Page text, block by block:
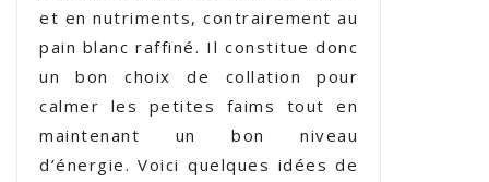
et en nutriments, contrairement au
pain blanc raffiné. Il constitue donc
un bon choix de collation pour
calmer les petites faims tout en
maintenant un bon niveau
d’énergie. Voici quelques idées de